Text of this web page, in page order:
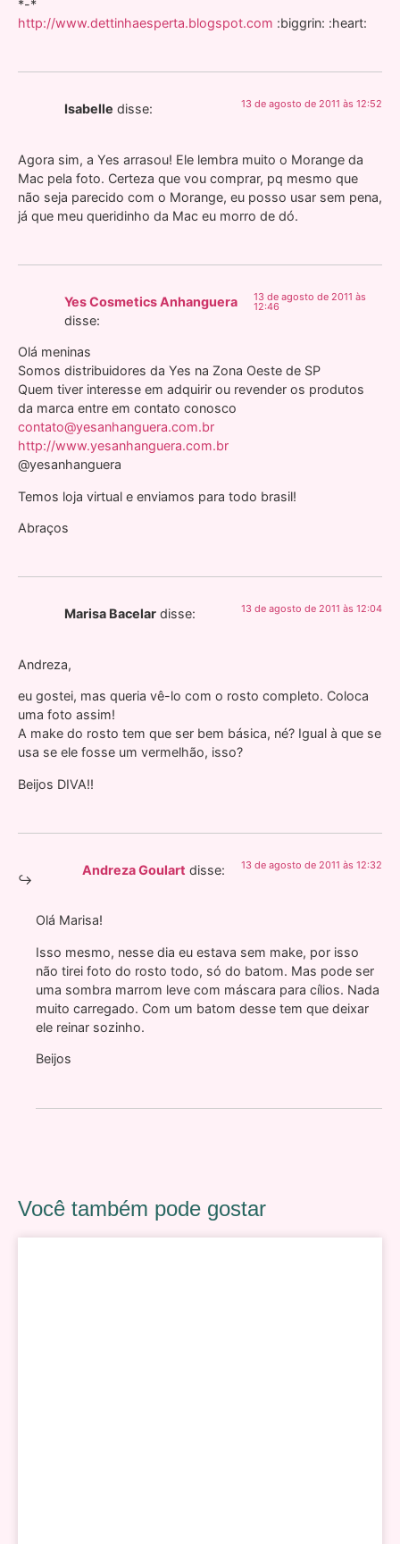
*-*
http://www.dettinhaesperta.blogspot.com :biggrin: :heart:
Isabelle disse: 13 de agosto de 2011 às 12:52
Agora sim, a Yes arrasou! Ele lembra muito o Morange da
Mac pela foto. Certeza que vou comprar, pq mesmo que
não seja parecido com o Morange, eu posso usar sem pena,
já que meu queridinho da Mac eu morro de dó.
Yes Cosmetics Anhanguera
disse:
13 de agosto de 2011 às
12:46
Olá meninas
Somos distribuidores da Yes na Zona Oeste de SP
Quem tiver interesse em adquirir ou revender os produtos
da marca entre em contato conosco
contato@yesanhanguera.com.br
http://www.yesanhanguera.com.br
@yesanhanguera
Temos loja virtual e enviamos para todo brasil!
Abraços
Marisa Bacelar disse: 13 de agosto de 2011 às 12:04
Andreza,
eu gostei, mas queria vê-lo com o rosto completo. Coloca
uma foto assim!
A make do rosto tem que ser bem básica, né? Igual à que se
usa se ele fosse um vermelhão, isso?
Beijos DIVA!!
Andreza Goulart disse: 13 de agosto de 2011 às 12:32
Olá Marisa!
Isso mesmo, nesse dia eu estava sem make, por isso
não tirei foto do rosto todo, só do batom. Mas pode ser
uma sombra marrom leve com máscara para cílios. Nada
muito carregado. Com um batom desse tem que deixar
ele reinar sozinho.
Beijos
Você também pode gostar